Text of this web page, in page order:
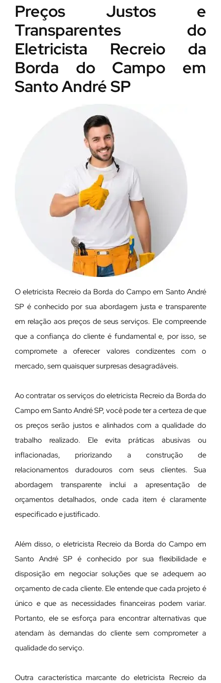
Preços Justos e
Transparentes do
Eletricista Recreio da
Borda do Campo em
Santo André SP
O eletricista Recreio da Borda do Campo em Santo André
SP é conhecido por sua abordagem justa e transparente
em relação aos preços de seus serviços. Ele compreende
que a confiança do cliente é fundamental e, por isso, se
compromete a oferecer valores condizentes com o
mercado, sem quaisquer surpresas desagradáveis.
Ao contratar os serviços do eletricista Recreio da Borda do
Campo em Santo André SP, você pode ter a certeza de que
os preços serão justos e alinhados com a qualidade do
trabalho realizado. Ele evita práticas abusivas ou
inflacionadas, priorizando a construção de
relacionamentos duradouros com seus clientes. Sua
abordagem transparente inclui a apresentação de
orçamentos detalhados, onde cada item é claramente
especificado e justificado.
Além disso, o eletricista Recreio da Borda do Campo em
Santo André SP é conhecido por sua flexibilidade e
disposição em negociar soluções que se adequem ao
orçamento de cada cliente. Ele entende que cada projeto é
único e que as necessidades financeiras podem variar.
Portanto, ele se esforça para encontrar alternativas que
atendam às demandas do cliente sem comprometer a
qualidade do serviço.
Outra característica marcante do eletricista Recreio da